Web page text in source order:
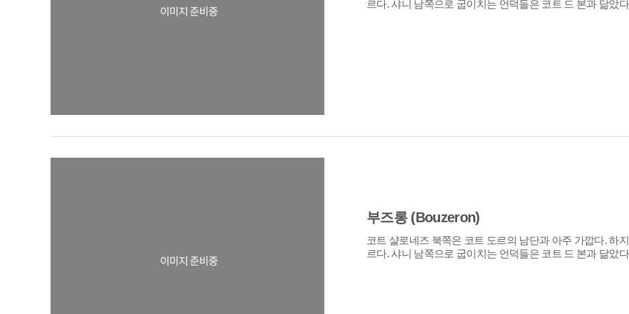
르다. 샤니 남쪽으로 굽이치는 언덕들은 코트 드 본과 닮았
부즈롱 (Bouzeron)
르다. 샤니 남쪽으로 굽이치는 언덕들은 코트 드 본과 닮았